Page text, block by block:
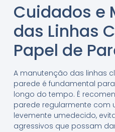
Cuidados e
das Linhas
Papel de
A manutenção das linhas
parede é fundamental
longo do tempo. É
parede regularmente com
levemente umedecido,
agressivos que possam